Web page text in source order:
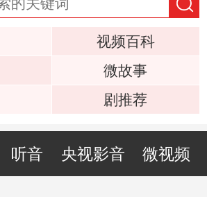
视频百科
微故事
剧推荐
听音 央视影音 微视频